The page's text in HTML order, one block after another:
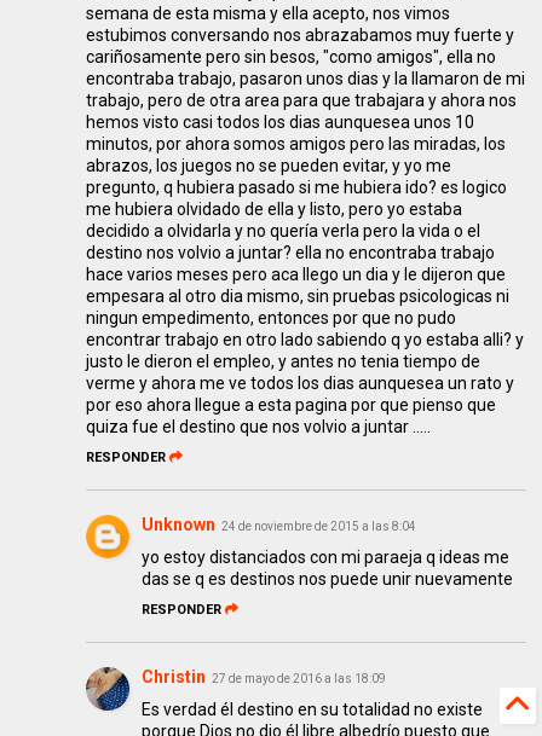
semana de esta misma y ella acepto, nos vimos
estubimos conversando nos abrazabamos muy fuerte y
cariñosamente pero sin besos, "como amigos", ella no
encontraba trabajo, pasaron unos dias y la llamaron de mi
trabajo, pero de otra area para que trabajara y ahora nos
hemos visto casi todos los dias aunquesea unos 10
minutos, por ahora somos amigos pero las miradas, los
abrazos, los juegos no se pueden evitar, y yo me
pregunto, q hubiera pasado si me hubiera ido? es logico
me hubiera olvidado de ella y listo, pero yo estaba
decidido a olvidarla y no quería verla pero la vida o el
destino nos volvio a juntar? ella no encontraba trabajo
hace varios meses pero aca llego un dia y le dijeron que
empesara al otro dia mismo, sin pruebas psicologicas ni
ningun empedimento, entonces por que no pudo
encontrar trabajo en otro lado sabiendo q yo estaba alli? y
justo le dieron el empleo, y antes no tenia tiempo de
verme y ahora me ve todos los dias aunquesea un rato y
por eso ahora llegue a esta pagina por que pienso que
quiza fue el destino que nos volvio a juntar .....
RESPONDER
Unknown 24 de noviembre de 2015 a las 8:04
yo estoy distanciados con mi paraeja q ideas me
das se q es destinos nos puede unir nuevamente
RESPONDER
Christin 27 de mayo de 2016 a las 18:09
Es verdad él destino en su totalidad no existe
porque Dios no dio él libre albedrío puesto que